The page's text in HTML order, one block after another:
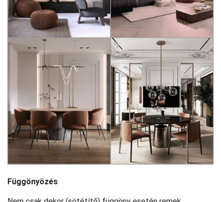
Függönyözés